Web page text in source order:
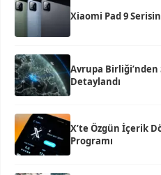
Xiaomi Pad 9
Avrupa Birliği’nden
Detaylandı
X’te Özgün İçerik
Programı